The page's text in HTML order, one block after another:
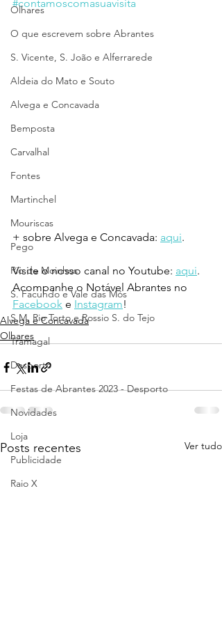
Olhares
O que escrevem sobre Abrantes
S. Vicente, S. João e Alferrarede
Aldeia do Mato e Souto
Alvega e Concavada
Bemposta
Carvalhal
Fontes
Martinchel
Mouriscas
Pego
Rio de Moinhos
S. Facundo e Vale das Mós
S.M. Rio Torto e Rossio S. do Tejo
Tramagal
Desporto
Festas de Abrantes 2023 - Desporto
Novidades
Loja
Publicidade
Raio X
#contamoscomasuavisita
+ sobre Alvega e Concavada: aqui.
Visite o nosso canal no Youtube: aqui.
Acompanhe o Notável Abrantes no
Facebook e Instagram!
Alvega e Concavada
Olhares
Posts recentes Ver tudo